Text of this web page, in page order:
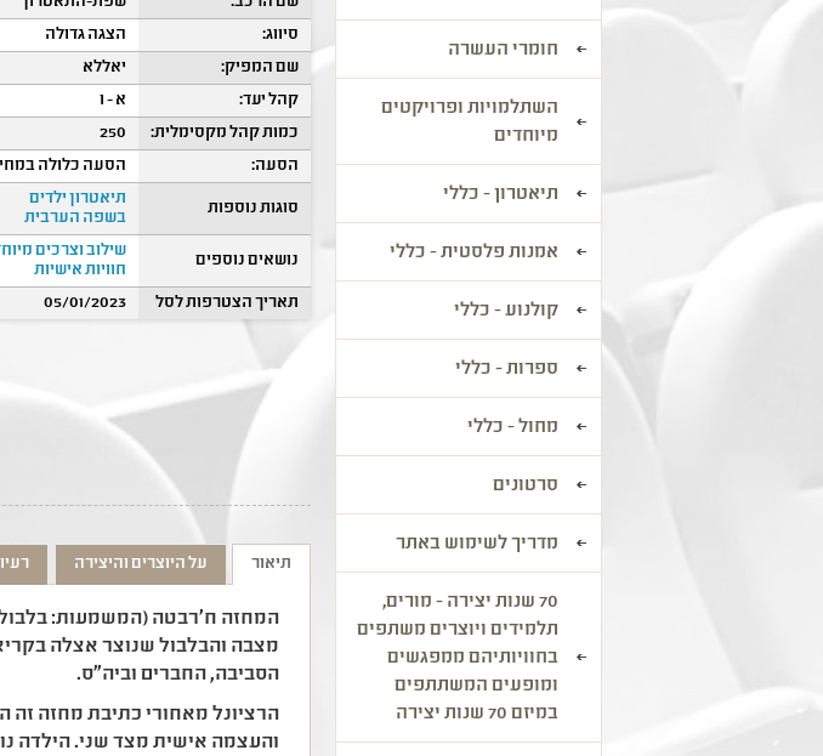
סיווג:
הצגה גדולה
שם המפיק:
יאללא
קהל יעד:
א - ו
כמות קהל מקסימלית:
250
הסעה:
הסעה כלולה
סוגות נוספות
תיאטרון ילדים
בשפה הערבית
נושאים נוספים
שילוב וצרכים
חוויות אישיות
תאריך הצטרפות לסל
05/01/2023
תיאור על היוצרים והיצירה
המחזה ח'רבטה (המשמעות:
מצבה והבלבול שנוצר אצלה
הסביבה, החברים וביה"ס.
הרציונל מאחורי כתיבת מחזה זה
והעצמה אישית מצד שני. הילדה
חומרי העשרה
השתלמויות ופרויקטים
מיוחדים
תיאטרון - כללי
אמנות פלסטית - כללי
קולנוע - כללי
ספרות - כללי
מחול - כללי
סרטונים
מדריך לשימוש באתר
70 שנות יצירה - מורים,
תלמידים ויוצרים משתפים
בחוויותיהם ממפגשים
ומופעים המשתתפים
במיזם 70 שנות יצירה